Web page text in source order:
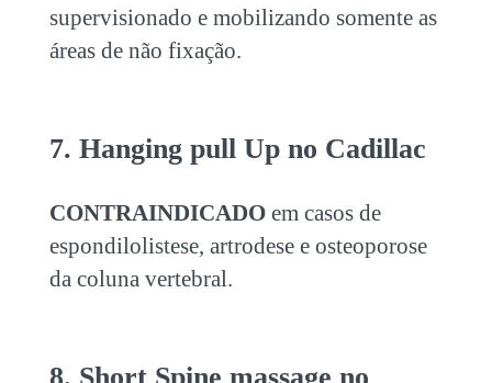
supervisionado e mobilizando somente as
áreas de não fixação.
7. Hanging pull Up no Cadillac
CONTRAINDICADOem casos de
espondilolistese, artrodese e osteoporose
da coluna vertebral.